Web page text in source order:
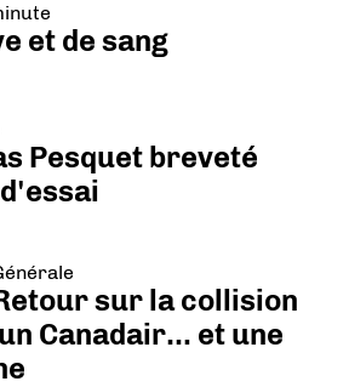
et de sang
Pesquet breveté
sur la collision
Canadair… et une